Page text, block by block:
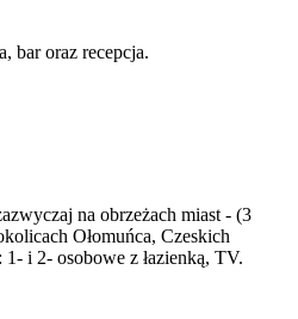
bar oraz recepcja.
na obrzeżach miast - (3
Ołomuńca, Czeskich
i 2- osobowe z łazienką, TV.